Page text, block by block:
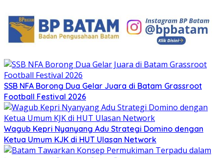
SSB NFA Borong Dua Gelar Juara di Batam Grassroot
Football Festival 2026
Wagub Kepri Nyanyang Adu Strategi Domino dengan
Ketua Umum KJK di HUT Ulasan Network